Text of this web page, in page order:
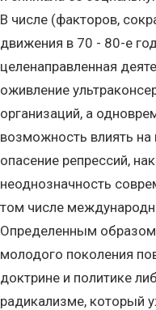
В числе (факторов,
движения в 70 - 80-е
целенаправленная
оживление
организаций, а
возможность влиять на
опасение репрессий,
неоднозначность
том числе
Определенным образом
молодого поколения
доктрине и политике
радикализме, который